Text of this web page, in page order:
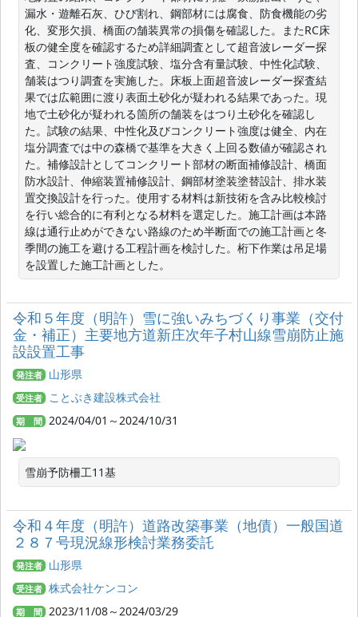
漏水・遊離石灰、ひび割れ、鋼部材には腐食、防食機能の劣
化、変形欠損、橋面の舗装異常の損傷を確認した。またRC床
板の健全度を確認するため詳細調査として超音波レーダー探
査、コンクリート強度試験、塩分含有量試験、中性化試験、
舗装はつり調査を実施した。床板上面超音波レーダー探査結
果では広範囲に渡り表面土砂化が疑われる結果であった。現
地で土砂化が疑われる箇所の舗装をはつり土砂化を確認し
た。試験の結果、中性化及びコンクリート強度は健全、内在
塩分調査では中の森橋で基準を大きく上回る数値が確認され
た。補修設計としてコンクリート部材の断面補修設計、橋面
防水設計、伸縮装置補修設計、鋼部材塗装塗替設計、排水装
置交換設計を行った。使用する材料は新技術を含み比較検討
を行い総合的に有利となる材料を選定した。施工計画は本路
線は通行止めができない路線のため半断面での施工計画と冬
季間の施工を避ける工程計画を検討した。桁下作業は吊足場
を設置した施工計画とした。
令和５年度（明許）雪に強いみちづくり事業（交付
金・補正）主要地方道新庄次年子村山線雪崩防止施
設設置工事
発注者 山形県
受注者 ことぶき建設株式会社
期 間 2024/04/01～2024/10/31
雪崩予防柵工11基
令和４年度（明許）道路改築事業（地債）一般国道
２８７号現況線形検討業務委託
発注者 山形県
受注者 株式会社ケンコン
期 間 2023/11/08～2024/03/29